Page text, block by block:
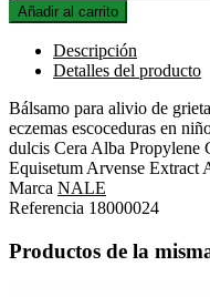
Añadir al carrito
Descripción
Detalles del producto
Bálsamo para alivio de
eczemas escoceduras en
dulcis Cera Alba Propylene
Equisetum Arvense Extract
Marca NALE
Referencia 18000024
Productos de la